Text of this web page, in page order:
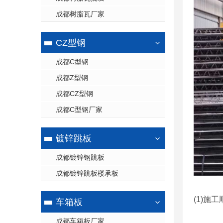
成都树脂瓦厂家
CZ型钢
成都C型钢
成都Z型钢
成都CZ型钢
成都C型钢厂家
镀锌跳板
成都镀锌钢跳板
成都镀锌跳板楼承板
车箱板
成都车箱板厂家
(1)施工